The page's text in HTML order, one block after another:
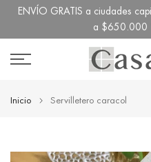
ENVÍO GRATIS a ciudades
a $650.000
Inicio Servilletero caracol